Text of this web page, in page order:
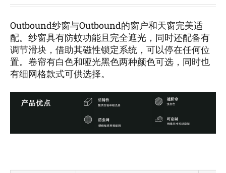
Outbound纱窗与Outbound的窗户和天窗完美适
配。纱窗具有防蚊功能且完全遮光，同时还配备有
调节滑块，借助其磁性锁定系统，可以停在任何位
置。卷帘有白色和哑光黑色两种颜色可选，同时也
有细网格款式可供选择。